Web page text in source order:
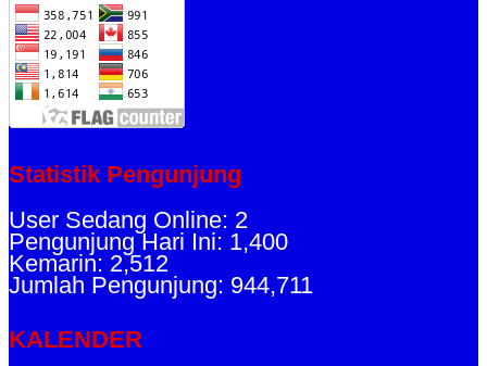
Statistik Pengunjung
User Sedang Online: 2
Pengunjung Hari Ini: 1,400
Kemarin: 2,512
Jumlah Pengunjung: 944,711
KALENDER